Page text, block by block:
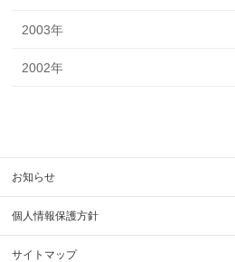
2003年
2002年
お知らせ
個人情報保護方針
サイトマップ